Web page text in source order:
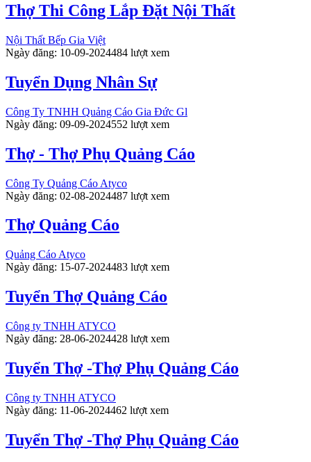
Thợ Thi Công Lắp Đặt Nội Thất
Nội Thất Bếp Gia Việt
Ngày đăng: 10-09-2024484 lượt xem
Tuyển Dụng Nhân Sự
Công Ty TNHH Quảng Cáo Gia Đức Gl
Ngày đăng: 09-09-2024552 lượt xem
Thợ - Thợ Phụ Quảng Cáo
Công Ty Quảng Cáo Atyco
Ngày đăng: 02-08-2024487 lượt xem
Thợ Quảng Cáo
Quảng Cáo Atyco
Ngày đăng: 15-07-2024483 lượt xem
Tuyển Thợ Quảng Cáo
Công ty TNHH ATYCO
Ngày đăng: 28-06-2024428 lượt xem
Tuyển Thợ -Thợ Phụ Quảng Cáo
Công ty TNHH ATYCO
Ngày đăng: 11-06-2024462 lượt xem
Tuyển Thợ -Thợ Phụ Quảng Cáo